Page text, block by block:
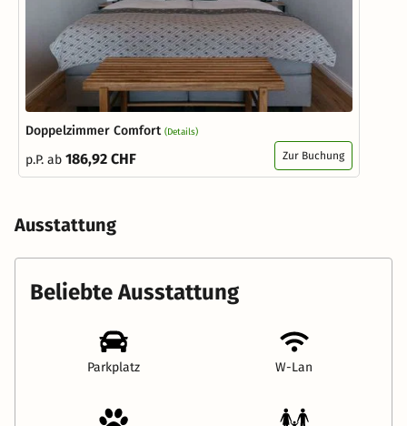
Doppelzimmer Comfort (Details)
p.P. ab 186,92 CHF Zur Buchung
Ausstattung
Beliebte Ausstattung
Parkplatz W-Lan